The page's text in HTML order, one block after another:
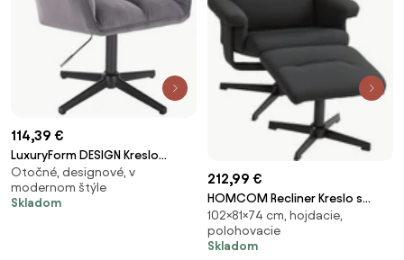
114,39 €
LuxuryForm DESIGN Kreslo
AMALFI VELUR na čiernom kríži -
tmavo šedé
Otočné, designové, v
modernom štýle
Skladom
212,99 €
HOMCOM Recliner Kreslo s
Ottomanom, Polstrované TV
Kreslo s Funkciou Otočenia,
Hojdacím Mechanizmom a
102×81×74 cm, hojdacie,
polohovacie
Skladom